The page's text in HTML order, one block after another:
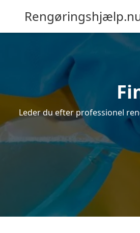
Leder du efter professionel